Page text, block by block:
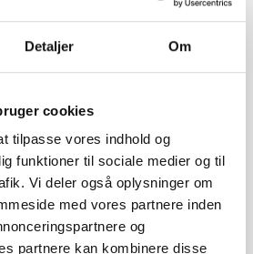
Detaljer Om
cookies
tilpasse vores indhold og
funktioner til sociale medier og til
Vi deler også oplysninger om
med vores partnere inden
og
partnere kan kombinere disse
gytje fundering af
jorden på en byggegrund, kræver
forholdsregler. Men hvordan